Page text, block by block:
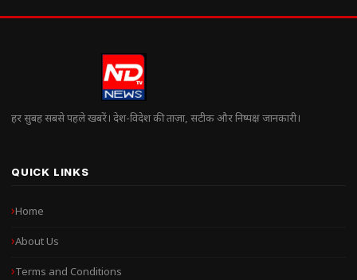
हर सुबह सबसे पहले खबरें। देश-विदेश की ताज़ा, सटीक और निष्पक्ष जानकारी।
QUICK LINKS
Home
About Us
Terms and Conditions